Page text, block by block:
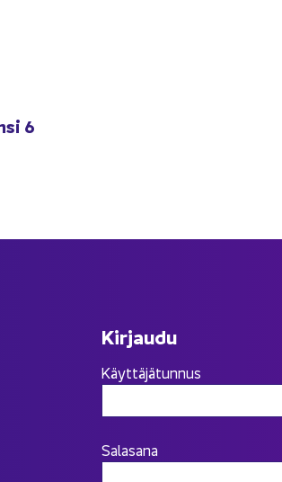
6
Kir­jau­du
Käyttäjätunnus
Salasana